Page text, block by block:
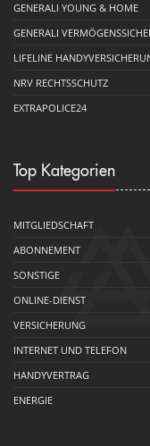
GENERALI YOUNG & HOME
GENERALI
LIFELINE
NRV RECHTSSCHUTZ
EXTRAPOLICE24
Top Kategorien
MITGLIEDSCHAFT
ABONNEMENT
SONSTIGE
ONLINE-DIENST
VERSICHERUNG
INTERNET UND TELEFON
HANDYVERTRAG
ENERGIE